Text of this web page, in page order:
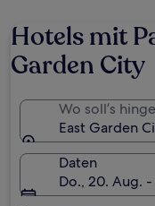
Hotels mit
Garden City
Wo soll’s
East Garden
Daten
Do., 20. Aug. -